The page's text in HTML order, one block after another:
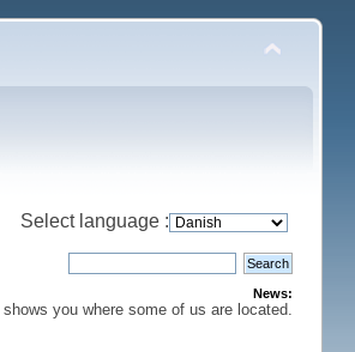
Select language :
News:
shows you where some of us are located.